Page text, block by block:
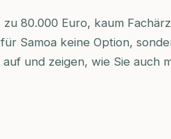
80.000 Euro, kaum
Samoa keine Option,
und zeigen, wie Sie auch